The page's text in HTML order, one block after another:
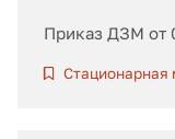
Приказ ДЗМ от